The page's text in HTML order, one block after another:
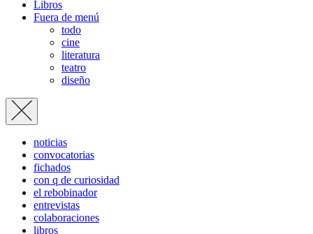
Libros
Fuera de menú
todo
cine
literatura
teatro
diseño
noticias
convocatorias
fichados
con q de curiosidad
el rebobinador
entrevistas
colaboraciones
libros